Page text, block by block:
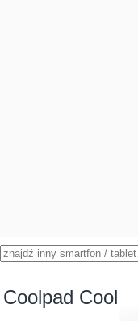
Coolpad Cool S